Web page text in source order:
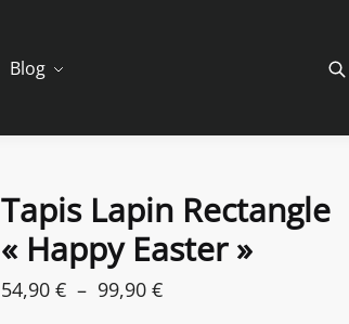
Blog
Tapis Lapin Rectangle
« Happy Easter »
54,90 € – 99,90 €Plage